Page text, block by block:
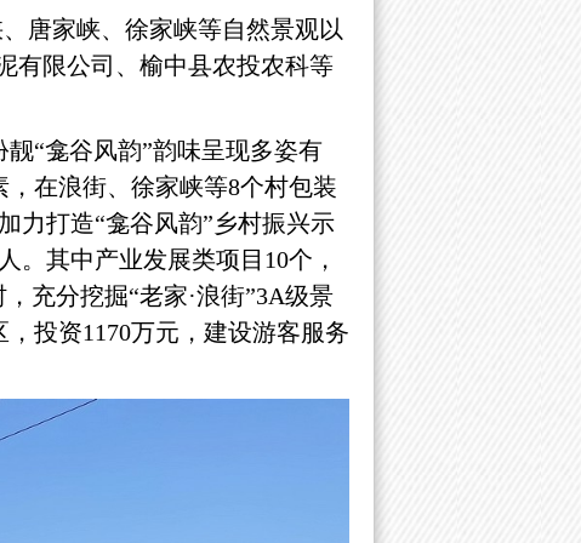
唐家峡、徐家峡等自然景观以
有限公司、榆中县农投农科等
靓“龛谷风韵”韵味呈现多姿有
，在浪街、徐家峡等8个村包装
力打造“龛谷风韵”乡村振兴示
。其中产业发展类项目10个，
充分挖掘“老家·浪街”3A级景
投资1170万元，建设游客服务